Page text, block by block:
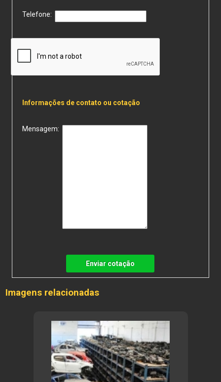
Telefone:
Informações de contato ou cotação
Mensagem:
Enviar cotação
Imagens relacionadas